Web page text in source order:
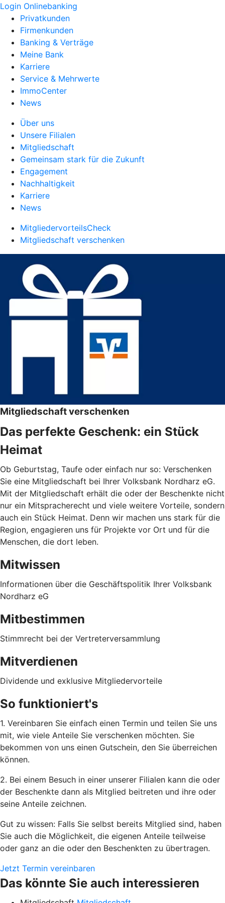
Login Onlinebanking
Privatkunden
Firmenkunden
Banking & Verträge
Meine Bank
Karriere
Service & Mehrwerte
ImmoCenter
News
Über uns
Unsere Filialen
Mitgliedschaft
Gemeinsam stark für die Zukunft
Engagement
Nachhaltigkeit
Karriere
News
MitgliedervorteilsCheck
Mitgliedschaft verschenken
Mitgliedschaft verschenken
Das perfekte Geschenk: ein Stück
Heimat
Ob Geburtstag, Taufe oder einfach nur so: Verschenken
Sie eine Mitgliedschaft bei Ihrer Volksbank Nordharz eG.
Mit der Mitgliedschaft erhält die oder der Beschenkte nicht
nur ein Mitspracherecht und viele weitere Vorteile, sondern
auch ein Stück Heimat. Denn wir machen uns stark für die
Region, engagieren uns für Projekte vor Ort und für die
Menschen, die dort leben.
Mitwissen
Informationen über die Geschäftspolitik Ihrer Volksbank
Nordharz eG
Mitbestimmen
Stimmrecht bei der Vertreterversammlung
Mitverdienen
Dividende und exklusive Mitgliedervorteile
So funktioniert's
1. Vereinbaren Sie einfach einen Termin und teilen Sie uns
mit, wie viele Anteile Sie verschenken möchten. Sie
bekommen von uns einen Gutschein, den Sie überreichen
können.
2. Bei einem Besuch in einer unserer Filialen kann die oder
der Beschenkte dann als Mitglied beitreten und ihre oder
seine Anteile zeichnen.
Gut zu wissen: Falls Sie selbst bereits Mitglied sind, haben
Sie auch die Möglichkeit, die eigenen Anteile teilweise
oder ganz an die oder den Beschenkten zu übertragen.
Jetzt Termin vereinbaren
Das könnte Sie auch interessieren